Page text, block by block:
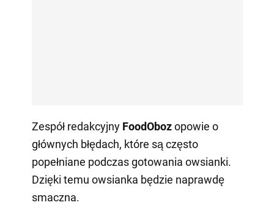
Zespół redakcyjny FoodObozopowie o
głównych błędach, które są często
popełniane podczas gotowania owsianki.
Dzięki temu owsianka będzie naprawdę
smaczna.